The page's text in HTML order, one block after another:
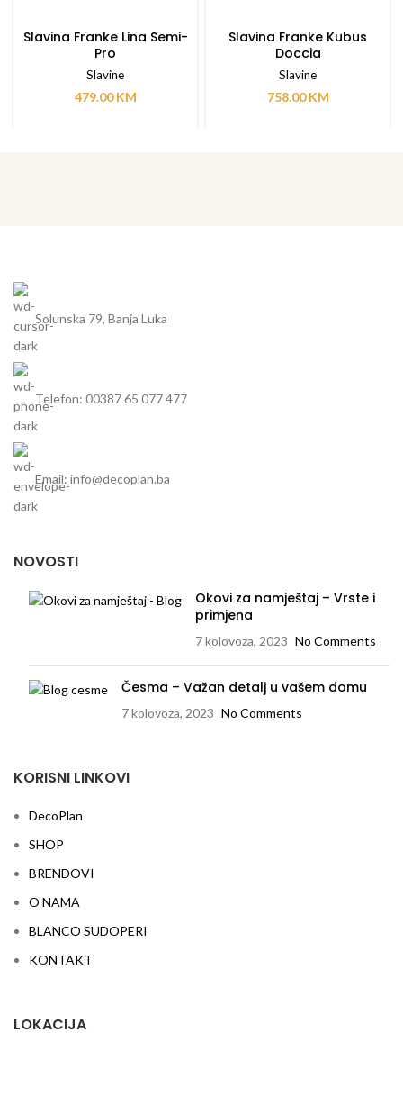
Slavina Franke Lina Semi-
Pro
Slavine
479.00KM
Slavina Franke Kubus
Doccia
Slavine
758.00KM
Solunska 79, Banja Luka
Telefon: 00387 65 077 477
Email: info@decoplan.ba
NOVOSTI
Okovi za namještaj – Vrste i
primjena
7 kolovoza, 2023 No Comments
Česma – Važan detalj u vašem domu
7 kolovoza, 2023 No Comments
KORISNI LINKOVI
DecoPlan
SHOP
BRENDOVI
O NAMA
BLANCO SUDOPERI
KONTAKT
LOKACIJA